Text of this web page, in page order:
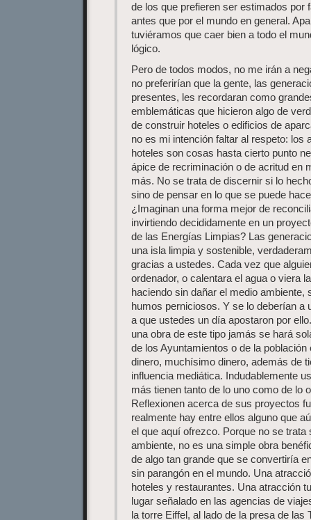
de los que prefieren ser estimados por
antes que por el mundo en general.
tuviéramos que caer bien a todo el
lógico.
Pero de todos modos, no me irán a
no preferirían que la gente, las
presentes, les recordaran como
emblemáticas que hicieron algo de
de construir hoteles o edificios de
no es mi intención faltar al respeto: los
hoteles son cosas hasta cierto punto
ápice de recriminación o de acritud en
más. No se trata de discernir si lo
sino de pensar en lo que se puede
¿Imaginan una forma mejor de
invirtiendo decididamente en un
de las Energías Limpias? Las
una isla limpia y sostenible,
gracias a ustedes. Cada vez que
ordenador, o calentara el agua o viera
haciendo sin dañar el medio ambiente,
humos perniciosos. Y se lo deberían a
a que ustedes un día apostaron por
una obra de este tipo jamás se hará
de los Ayuntamientos o de la población
dinero, muchísimo dinero, además de
influencia mediática. Indudablemente
más tienen tanto de lo uno como de lo
Reflexionen acerca de sus proyectos
realmente hay entre ellos alguno que
el que aquí ofrezco. Porque no se trata
ambiente, no es una simple obra
de algo tan grande que se convertiría
sin parangón en el mundo. Una
hoteles y restaurantes. Una atracción
lugar señalado en las agencias de
la torre Eiffel, al lado de la presa de las